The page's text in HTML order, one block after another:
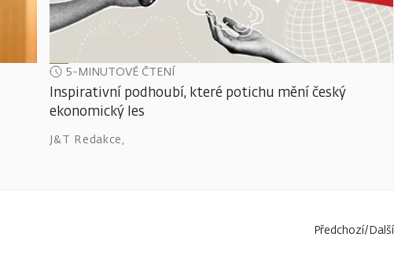
5-MINUTOVÉ ČTENÍ
Inspirativní podhoubí, které potichu mění český
ekonomický les
J&T Redakce,
Předchozí/Další